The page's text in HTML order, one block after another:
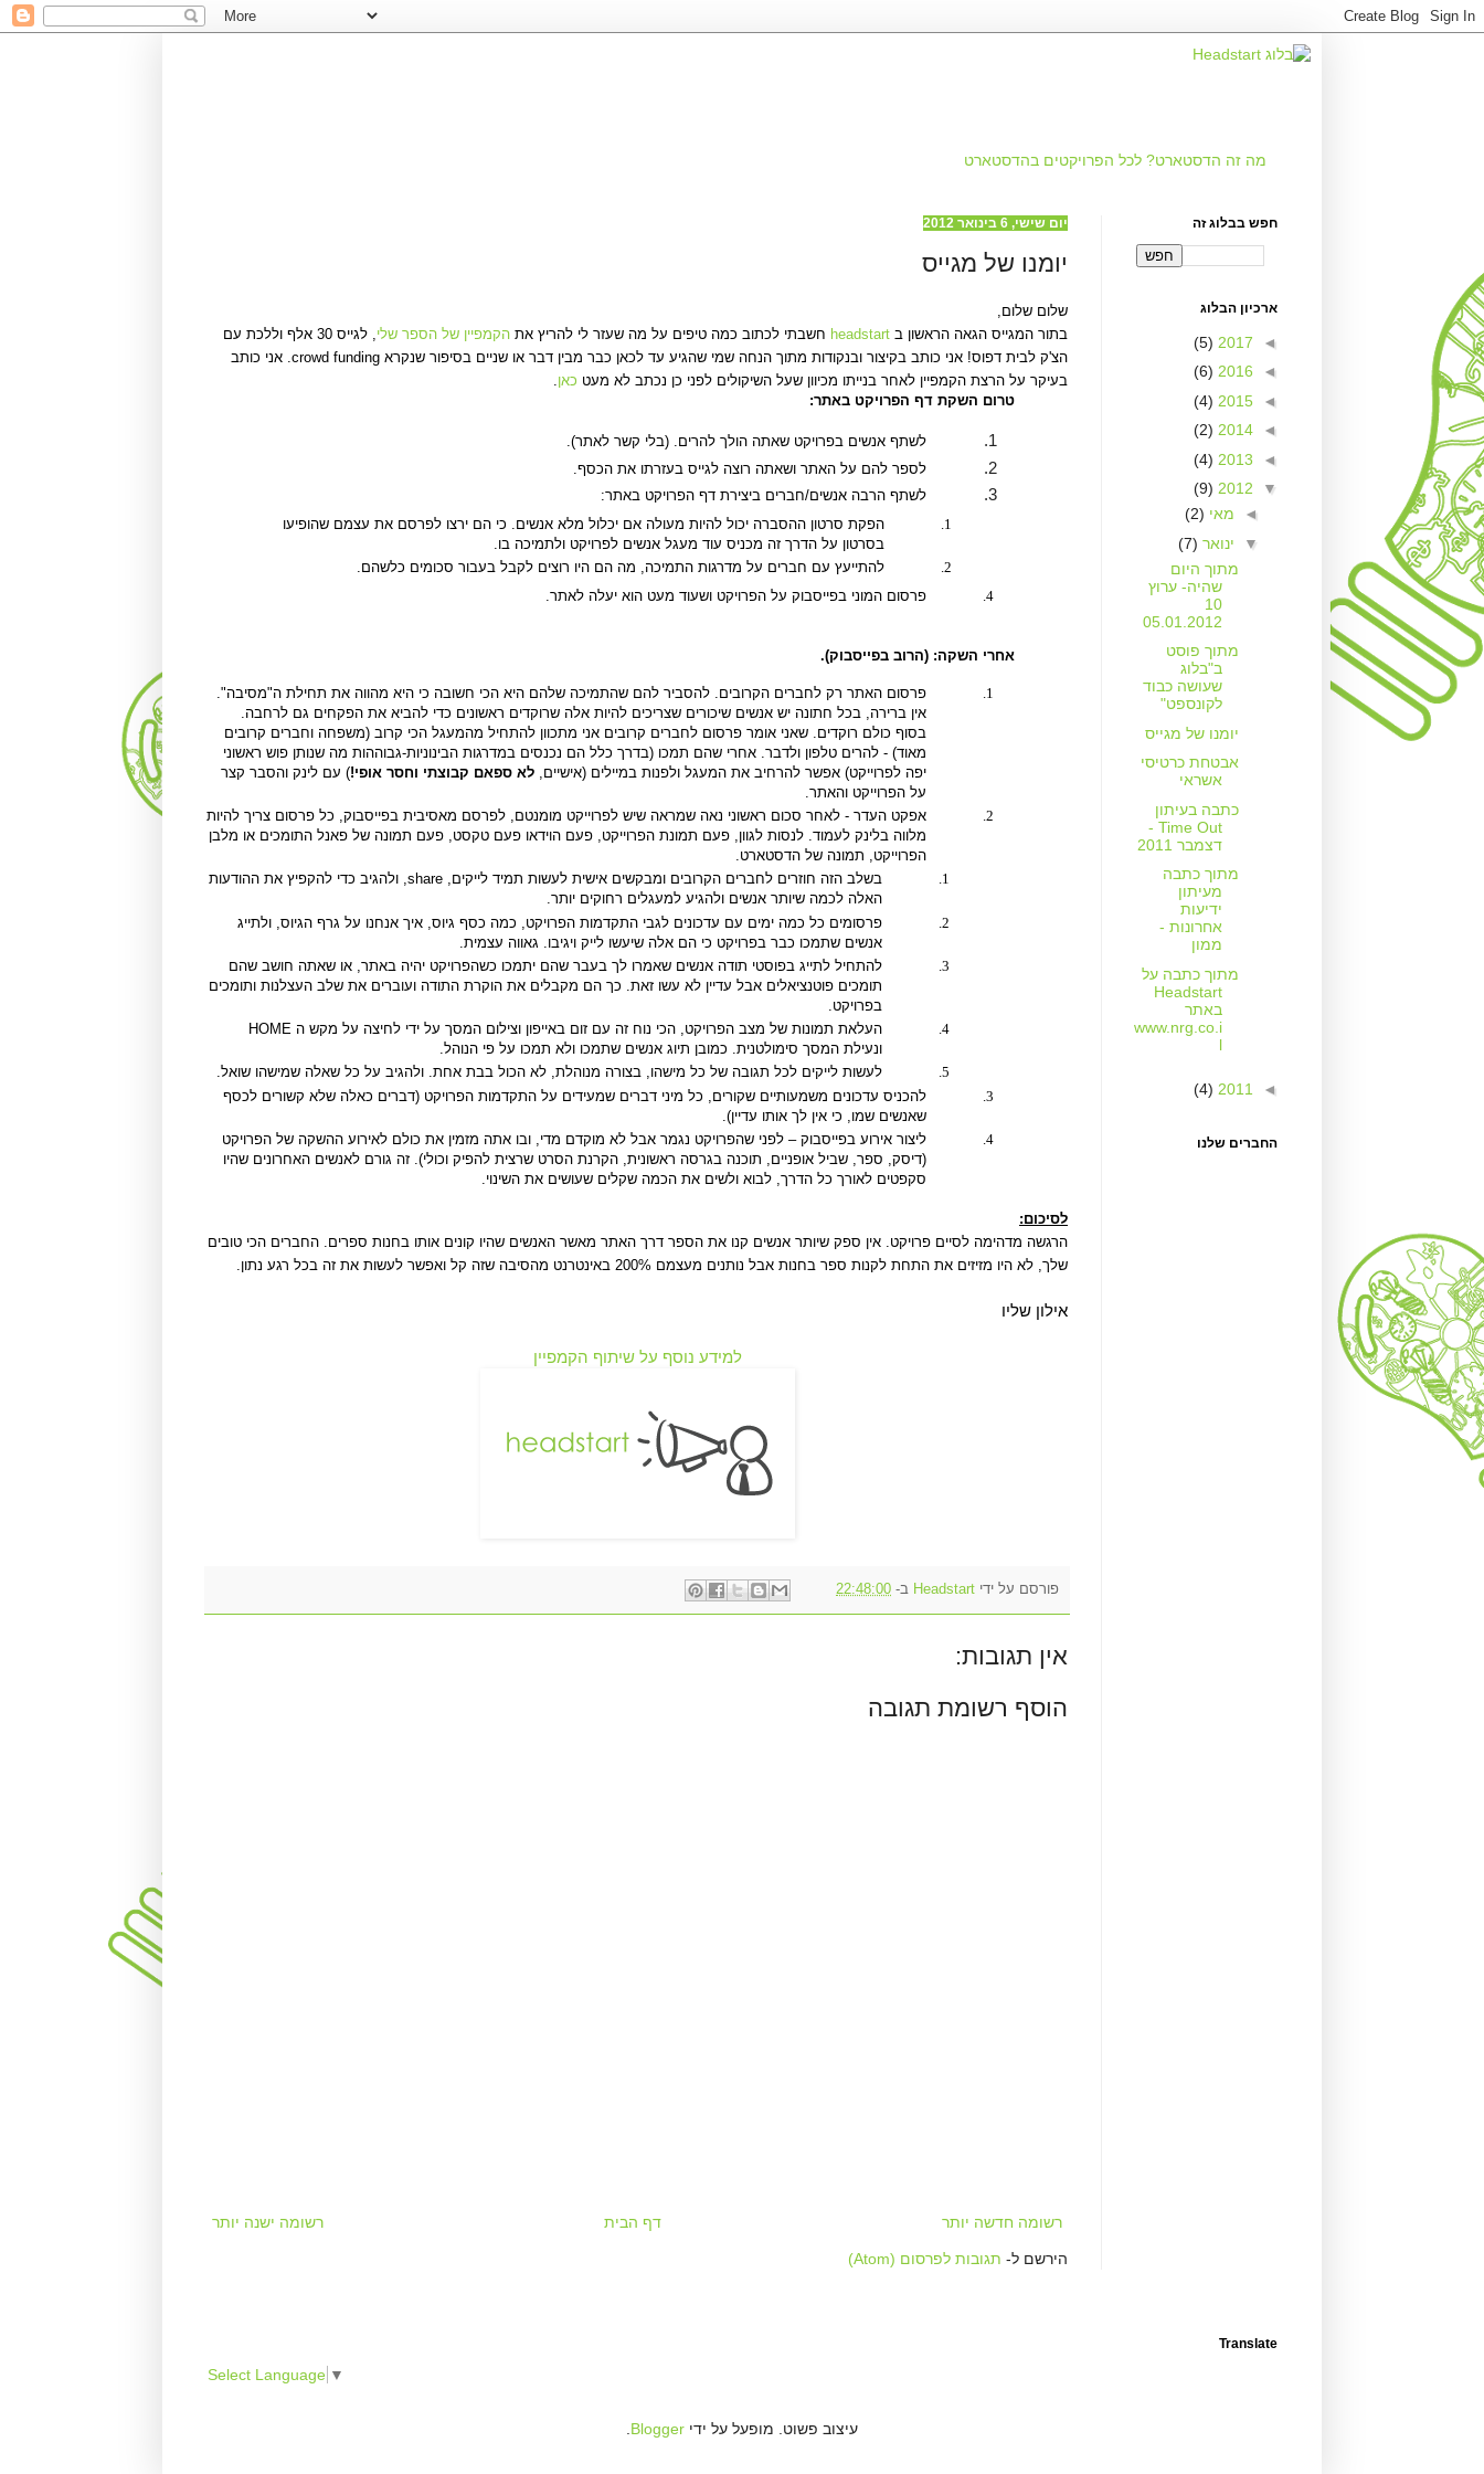
מה זה הדסטארט? לכל הפרויקטים בהדסטארט
יום שישי, 6 בינואר 2012
יומנו של מגייס
שלום שלום,
בתור המגייס הגאה הראשון ב headstart חשבתי לכתוב כמה טיפים על מה שעזר לי להריץ את הקמפיין של הספר שלי
, לגייס 30 אלף וללכת עם
הצ'ק לבית דפוס! אני כותב בקיצור ובנקודות מתוך הנחה שמי שהגיע עד לכאן כבר מבין דבר או שניים בסיפור שנקרא crowd funding. אני כותב
בעיקר על הרצת הקמפיין לאחר בנייתו מכיוון שעל השיקולים לפני כן נכתב לא מעט כאן.
טרום השקת דף הפרויקט באתר:
לשתף אנשים בפרויקט שאתה הולך להרים. (בלי קשר לאתר).
לספר להם על האתר ושאתה רוצה לגייס בעזרתו את הכסף.
לשתף הרבה אנשים/חברים ביצירת דף הפרויקט באתר:
הפקת סרטון ההסברה יכול להיות מעולה אם יכלול מלא אנשים. כי הם ירצו לפרסם את עצמם שהופיעו
בסרטון על הדרך זה מכניס עוד מעגל אנשים לפרויקט ולתמיכה בו.
להתייעץ עם חברים על מדרגות התמיכה, מה הם היו רוצים לקבל בעבור סכומים כלשהם.
פרסום המוני בפייסבוק על הפרויקט ושעוד מעט הוא יעלה לאתר.
אחרי השקה: (הרוב בפייסבוק).
פרסום האתר רק לחברים הקרובים. להסביר להם שהתמיכה שלהם היא הכי חשובה כי היא מהווה את תחילת ה"מסיבה".
אין ברירה, בכל חתונה יש אנשים שיכורים שצריכים להיות אלה שרוקדים ראשונים כדי להביא את הפקחים גם לרחבה.
בסוף כולם רוקדים. שאני אומר פרסום לחברים קרובים אני מתכוון להתחיל מהמעגל הכי קרוב (משפחה וחברים קרובים
מאוד) - להרים טלפון ולדבר. אחרי שהם תמכו (בדרך כלל הם נכנסים במדרגות הבינוניות-גבוההות מה שנותן פוש ראשוני
יפה לפרוייקט) אפשר להרחיב את המעגל ולפנות במיילים (אישיים, לא ספאם קבוצתי וחסר אופי!) עם לינק והסבר קצר
על הפרוייקט והאתר.
אפקט העדר - לאחר סכום ראשוני נאה שמראה שיש לפרוייקט מומנטם, לפרסם מאסיבית בפייסבוק, כל פרסום צריך להיות
מלווה בלינק לעמוד. לנסות לגוון, פעם תמונת הפרוייקט, פעם הוידאו פעם טקסט, פעם תמונה של פאנל התומכים או מלבן
הפרוייקט, תמונה של הדסטארט.
בשלב הזה חוזרים לחברים הקרובים ומבקשים אישית לעשות תמיד לייקים, share, ולהגיב כדי להקפיץ את ההודעות
האלה לכמה שיותר אנשים ולהגיע למעגלים רחוקים יותר.
פרסומים כל כמה ימים עם עדכונים לגבי התקדמות הפרויקט, כמה כסף גיוס, איך אנחנו על גרף הגיוס, ולתייג
אנשים שתמכו כבר בפרויקט כי הם אלה שיעשו לייק ויגיבו. גאווה עצמית.
להתחיל לתייג בפוסטי תודה אנשים שאמרו לך בעבר שהם יתמכו כשהפרויקט יהיה באתר, או שאתה חושב שהם
תומכים פוטנציאלים אבל עדיין לא עשו זאת. כך הם מקבלים את הוקרת התודה ועוברים את שלב העצלנות ותומכים
בפרויקט.
העלאת תמונות של מצב הפרויקט, הכי נוח זה עם זום באייפון וצילום המסך על ידי לחיצה על מקש ה HOME
ונעילת המסך סימולטנית. כמובן תיוג אנשים שתמכו ולא תמכו על פי הנוהל.
לעשות לייקים לכל תגובה של כל מישהו, בצורה מנוהלת, לא הכול בבת אחת. ולהגיב על כל שאלה שמישהו שואל.
להכניס עדכונים משמעותיים שקורים, כל מיני דברים שמעידים על התקדמות הפרויקט (דברים כאלה שלא קשורים לכסף
שאנשים שמו, כי אין לך אותו עדיין).
ליצור אירוע בפייסבוק – לפני שהפרויקט נגמר אבל לא מוקדם מדי, ובו אתה מזמין את כולם לאירוע ההשקה של הפרויקט
(דיסק, ספר, שביל אופניים, תוכנה בגרסה ראשונית, הקרנת הסרט שרצית להפיק וכולי). זה גורם לאנשים האחרונים שהיו
סקפטים לאורך כל הדרך, לבוא ולשים את הכמה שקלים שעושים את השינוי.
לסיכום:
הרגשה מדהימה לסיים פרויקט. אין ספק שיותר אנשים קנו את הספר דרך האתר מאשר האנשים שהיו קונים אותו בחנות ספרים. החברים הכי טובים
שלך, לא היו מזיזים את התחת לקנות ספר בחנות אבל נותנים מעצמם 200% באינטרנט מהסיבה שזה קל ואפשר לעשות את זה בכל רגע נתון.
אילון שליו
למידע נוסף על שיתוף הקמפיין
פורסם על ידי Headstart ב- 22:48:00
אין תגובות:
הוסף רשומת תגובה
רשומה חדשה יותר רשומה ישנה יותר דף הבית
הירשם ל- תגובות לפרסום (Atom)
חפש בבלוג זה
ארכיון הבלוג
◄
2017
(5)
◄
2016
(6)
◄
2015
(4)
◄
2014
(2)
◄
2013
(4)
▼
2012
(9)
◄ מאי (2)
▼ ינואר (7)
מתוך היום
שהיה- ערוץ
10
05.01.2012
מתוך פוסט
ב"בלוג
שעושה כבוד
לקונספט"
יומנו של מגייס
אבטחת כרטיסי
אשראי
כתבה בעיתון
Time Out -
דצמבר 2011
מתוך כתבה
מעיתון
ידיעות
אחרונות -
ממון
מתוך כתבה על
Headstart
באתר
www.nrg.co.i
l
◄
2011
(4)
החברים שלנו
Translate
Select Language ▼
עיצוב פשוט. מופעל על ידי Blogger
.